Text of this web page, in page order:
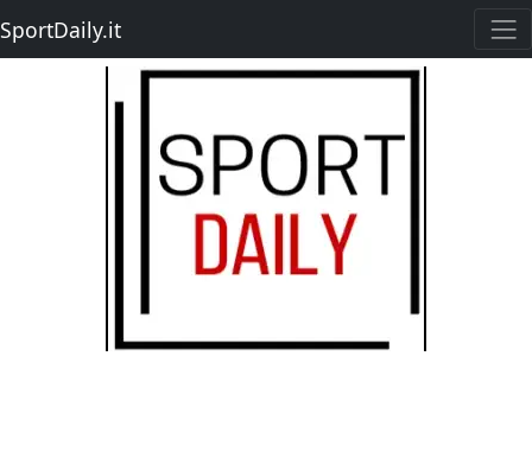
SportDaily.it